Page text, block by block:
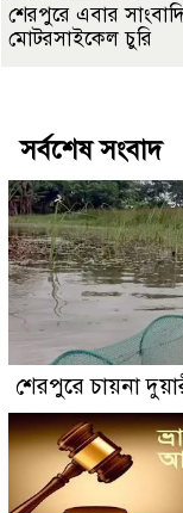
শেরপুরে এবার
মোটরসাইকেল চুরি
সর্বশেষ সংবাদ
শেরপুরে চায়না